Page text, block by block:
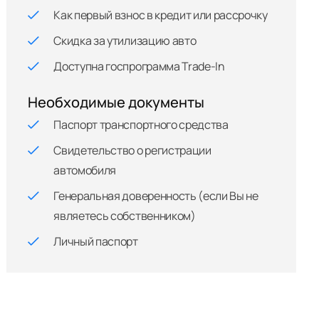
Как первый взнос в кредит или рассрочку
Скидка за утилизацию авто
Доступна госпрограмма Trade-In
Необходимые документы
Паспорт транспортного средства
Свидетельство о регистрации
автомобиля
Генеральная доверенность (если Вы не
являетесь собственником)
Личный паспорт